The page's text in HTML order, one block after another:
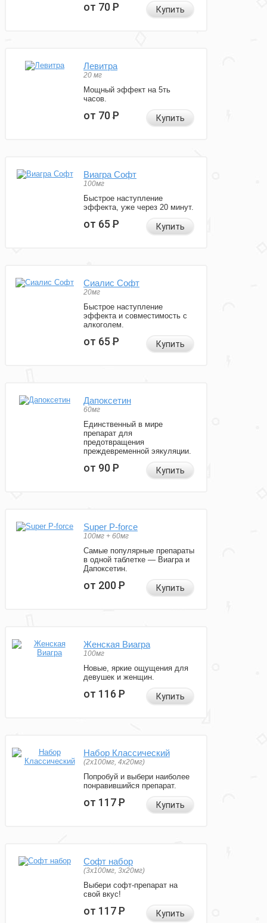
от 70Р Купить
Левитра
20 мг
Мощный эффект на 5ть
часов.
от 70Р Купить
Виагра Софт
100мг
Быстрое наступление
эффекта, уже через 20 минут.
от 65Р Купить
Сиалис Софт
20мг
Быстрое наступление
эффекта и совместимость с
алкоголем.
от 65Р Купить
Дапоксетин
60мг
Единственный в мире
препарат для
предотвращения
преждевременной эякуляции.
от 90Р Купить
Super P-force
100мг + 60мг
Самые популярные препараты
в одной таблетке — Виагра и
Дапоксетин.
от 200Р Купить
Женская Виагра
100мг
Новые, яркие ощущения для
девушек и женщин.
от 116Р Купить
Набор Классический
(2x100мг, 4x20мг)
Попробуй и выбери наиболее
понравившийся препарат.
от 117Р Купить
Софт набор
(3x100мг, 3x20мг)
Выбери софт-препарат на
свой вкус!
от 117Р Купить